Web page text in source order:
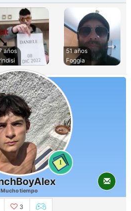
años
51 años
Foggia
1
Mucho tiempo
3